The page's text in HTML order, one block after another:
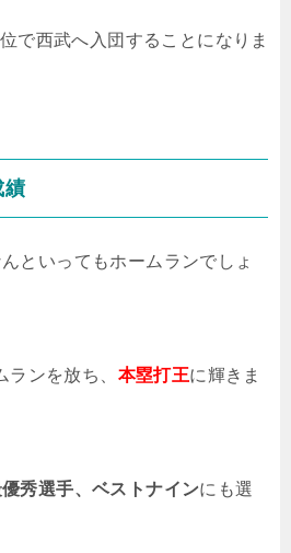
で西武へ入団することになりま
績
といってもホームランでしょ
ンを放ち、 本塁打王に輝きま
秀選手、ベストナインにも選